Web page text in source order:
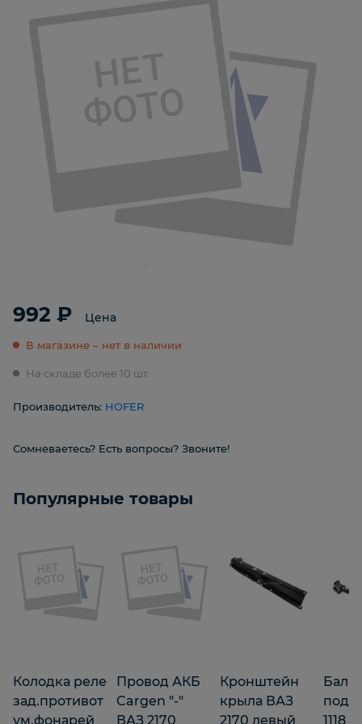
992 ₽ Цена
В магазине – нет в наличии
На складе более 10 шт.
Производитель: HOFER
Сомневаетесь? Есть вопросы? Звоните!
Популярные товары
Колодка реле
зад.противот
ум.фонарей
Провод АКБ
Cargen "-"
ВАЗ 2170
Кронштейн
крыла ВАЗ
2170 левый
1118